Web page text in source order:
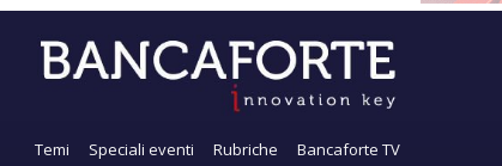
Temi Speciali eventi Rubriche Bancaforte TV